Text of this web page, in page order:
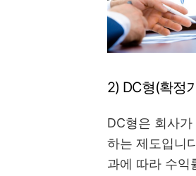
2) DC형(확정
DC형은 회사
하는 제도입니
과에 따라 수익